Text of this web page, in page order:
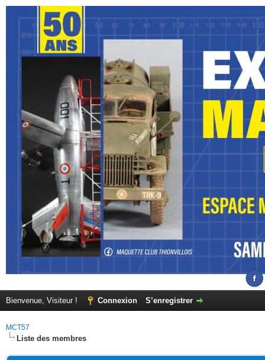
Bienvenue, Visiteur ! Connexion S’enregistrer
MCT57
Liste des membres